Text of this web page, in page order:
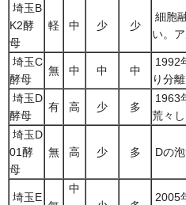
埼玉B
K2酵
母
軽 中 少 少
細胞
い。
埼玉C
酵母
無 中 中 中
1992
り分
埼玉D
酵母
有 高 少 多
1963
荒々し
埼玉D
01酵
母
無 高 少 多 Dの泡
埼玉E
中
2005